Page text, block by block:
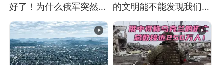
好了！为什么俄军突然强
硬起来了？
的文明能不能发现我们存
在过？